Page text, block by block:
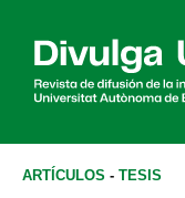
ARTÍCULOS - TESIS